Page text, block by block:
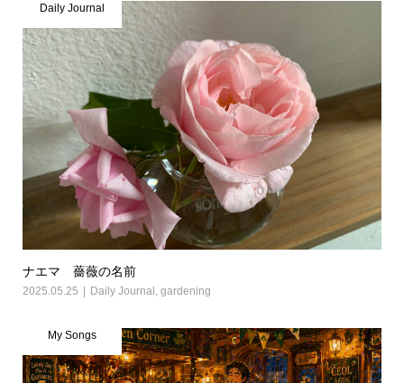
Daily Journal
ナエマ 薔薇の名前
2025.05.25 Daily Journal , gardening
My Songs